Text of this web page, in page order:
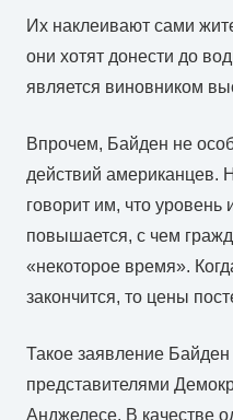
Их наклеивают сами
они хотят донести до
является виновником
Впрочем, Байден не
действий американцев.
говорит им, что
повышается, с чем
«некоторое время».
закончится, то цены
Такое заявление Байден
представителями
Анджелесе. В качестве